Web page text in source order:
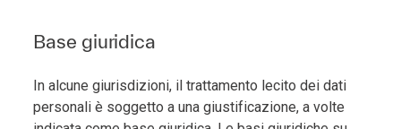
Base giuridica
In alcune giurisdizioni, il trattamento lecito dei dati
personali è soggetto a una giustificazione, a volte